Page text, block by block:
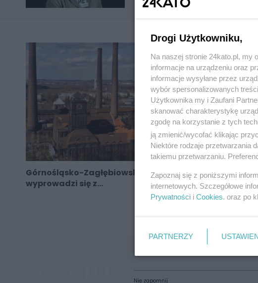
Górnośląsko-Zagłębiowska Metropolia
wyprowadzi się z...
Nie zapomnij
Drogi Użytkowniku,
Na naszej stronie 24kato.pl, my
informacje na urządzeniu oraz
informacje wysyłane przez
wybór spersonalizowanych
Użytkownika my i Zaufani
skanować charakterystykę
zgodę na korzystanie z tych
ją zmienić/wycofać klikając
Niektóre rodzaje przetwarzania
takiemu przetwarzaniu.
Zapoznaj się z poniższymi
internetowych. Szczegółowe
Prywatności i Cookies. oraz po
PARTNERZY